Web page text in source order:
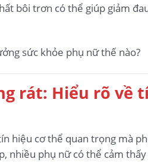
bôi trơn có thể giúp giảm
rát: Hiểu rõ về
hiệu cơ thể quan trọng mà
nhiều phụ nữ có thể cảm